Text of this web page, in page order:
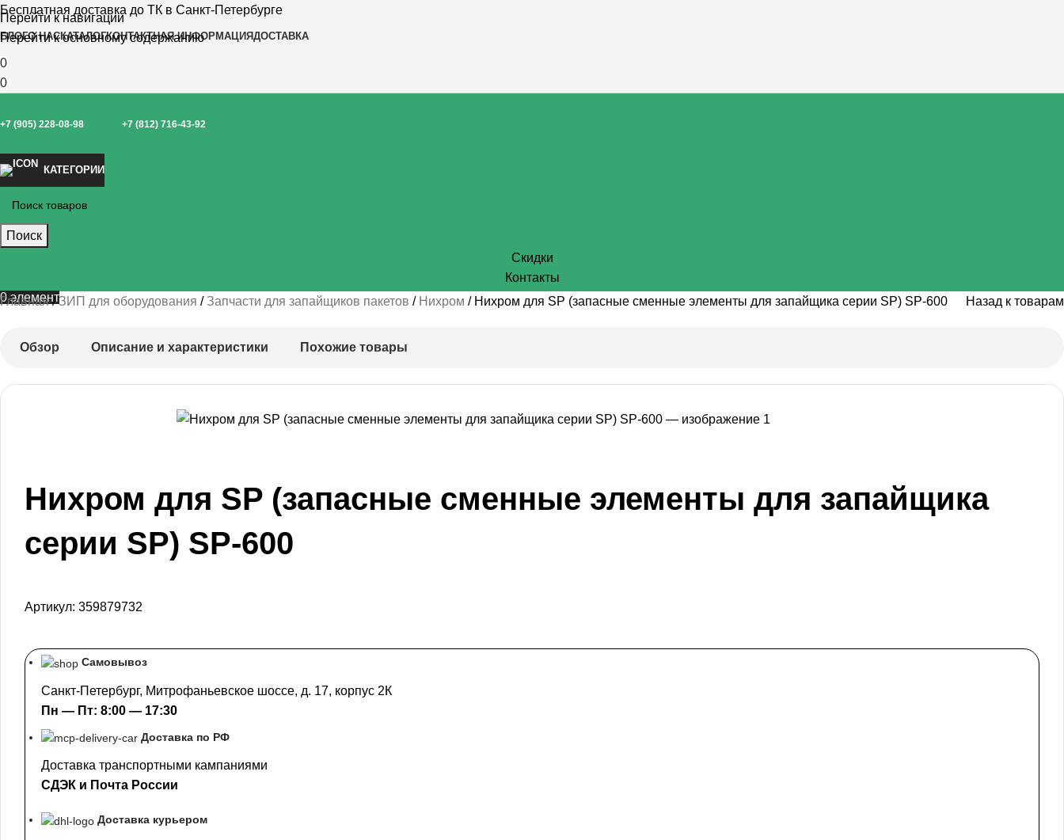
Перейти к навигации
Перейти к основному содержанию
Бесплатная доставка до ТК в Санкт-Петербурге
БЛОГО НАСКАТАЛОГКОНТАКТНАЯ ИНФОРМАЦИЯДОСТАВКА
0
0
+7 (905) 228-08-98 +7 (812) 716-43-92
КАТЕГОРИИ
Поиск
Скидки
Контакты
0элемент
Главная ЗИП для оборудования Запчасти для запайщиков пакетов Нихром Нихром для SP (запасные сменные элементы для запайщика серии SP) SP-600 Назад к товарам
Обзор Описание и характеристики Похожие товары
Нихром для SP (запасные сменные элементы для запайщика
серии SP) SP-600
Артикул: 359879732
Самовывоз
Санкт-Петербург, Митрофаньевское шоссе, д. 17, корпус 2К
Пн — Пт: 8:00 — 17:30
Доставка по РФ
Доставка транспортными кампаниями
СДЭК и Почта России
Доставка курьером